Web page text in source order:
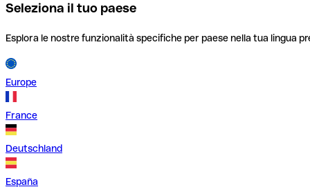
Seleziona il tuo paese
Esplora le nostre funzionalità specifiche per paese nella tua lingua
Europe
France
Deutschland
España